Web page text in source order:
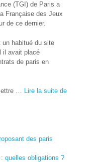
(TGI) de Paris a
Française des Jeux
de ce dernier.
un habitué du site
il avait placé
de paris en
… Lire la suite de
des paris
quelles obligations ?